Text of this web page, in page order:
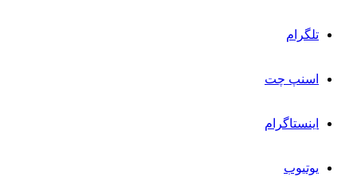
تلگرام
اسنپ چت
اینستاگرام
یوتیوب